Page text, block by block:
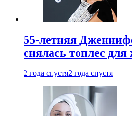
55-летняя
снялась топлес для
2 года спустя2 года спустя